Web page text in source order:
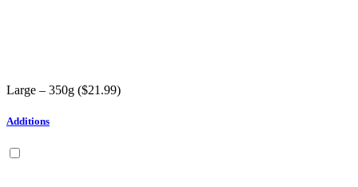
Large – 350g ($21.99)
Additions